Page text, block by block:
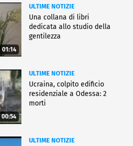
01:14
ULTIME NOTIZIE
Una collana di libri
dedicata allo studio della
gentilezza
00:54
ULTIME NOTIZIE
Ucraina, colpito edificio
residenziale a Odessa: 2
morti
ULTIME NOTIZIE